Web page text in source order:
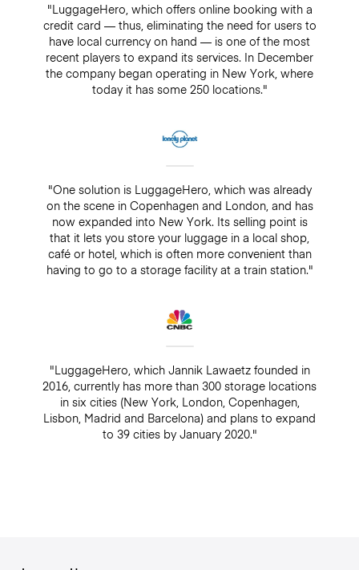
"LuggageHero, which offers online booking with a
credit card — thus, eliminating the need for users to
have local currency on hand — is one of the most
recent players to expand its services. In December
the company began operating in New York, where
today it has some 250 locations."
"One solution is LuggageHero, which was already
on the scene in Copenhagen and London, and has
now expanded into New York. Its selling point is
that it lets you store your luggage in a local shop,
café or hotel, which is often more convenient than
having to go to a storage facility at a train station."
"LuggageHero, which Jannik Lawaetz founded in
2016, currently has more than 300 storage locations
in six cities (New York, London, Copenhagen,
Lisbon, Madrid and Barcelona) and plans to expand
to 39 cities by January 2020."